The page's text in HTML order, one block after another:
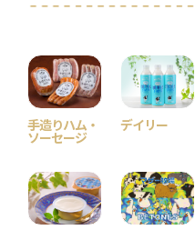
手造りハム・
ソーセージ
デイリー